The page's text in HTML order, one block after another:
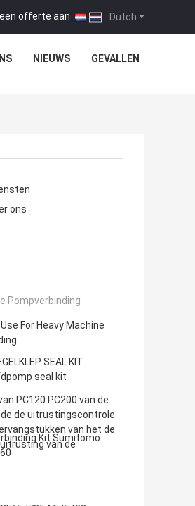
Dutch
offerte aan |
NIEUWS GEVALLEN
ons
Pompverbinding
For Heavy Machine
SEAL KIT
seal kit
PC120 PC200 van de
de uitrustingscontrole
van het de
van de
Kit Sumitomo